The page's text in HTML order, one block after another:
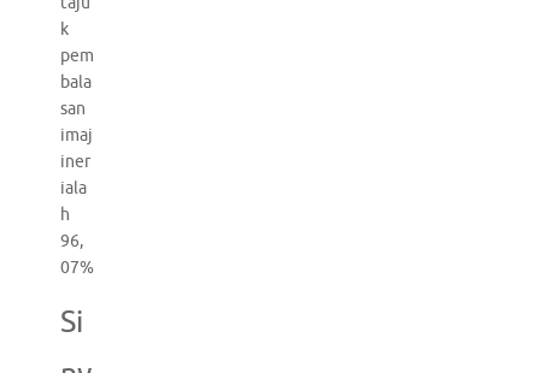
k
pem
bala
san
imaj
iner
iala
h
96,
07%
Si